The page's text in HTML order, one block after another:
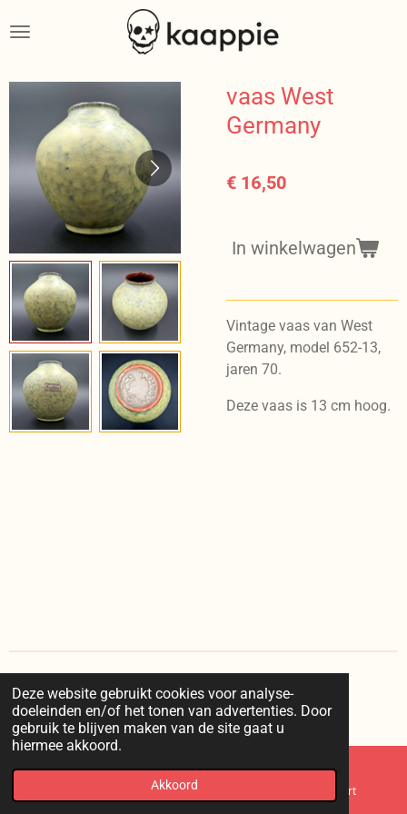
Deze website gebruikt cookies voor analyse-
doeleinden en/of het tonen van advertenties. Door
gebruik te blijven maken van de site gaat u
hiermee akkoord.
Akkoord
direct
de
hoofdinhoud
vaas West
Germany
€ 16,50
In winkelwagen
Vintage vaas van West
Germany, model 652-13,
jaren 70.
Deze vaas is 13 cm hoog.
I
n
s
t
a
r
© 2025 kaappie /voorwaarden /privacy/retourneren
Telefoonnummer Kaart